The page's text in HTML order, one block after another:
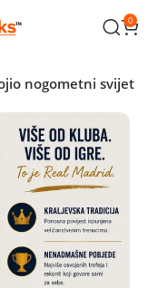
0
nogometni svijet